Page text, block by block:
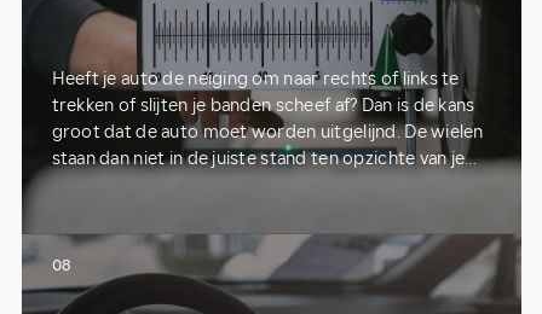
Heeft je auto de neiging om naar rechts of links te
trekken of slijten je banden scheef af? Dan is de kans
groot dat de auto moet worden uitgelijnd. De wielen
staan dan niet in de juiste stand ten opzichte van je
08